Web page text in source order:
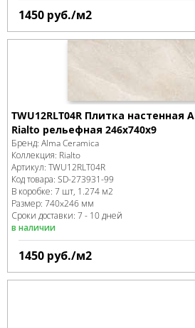
1450 руб./м2
TWU12RLT04R Плитка настенная
Rialto рельефная 246x740x9
Бренд: Alma Ceramica
Коллекция: Rialto
Артикул: TWU12RLT04R
Код товара: SD-273931-99
В коробке: 7 шт, 1.274 м2
Размер: 740x246 мм
Сроки доставки: 7 - 10 дней
в наличии
1450 руб./м2